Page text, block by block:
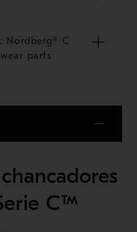
Nordberg® C
parts
C™